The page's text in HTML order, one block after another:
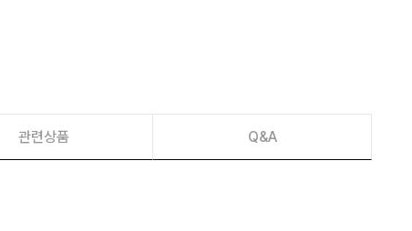
관련상품 Q&A